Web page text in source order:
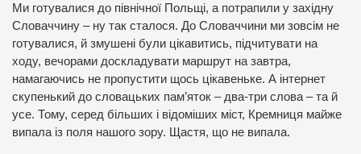
Ми готувалися до північної Польщі, а потрапили у західну
Словаччину – ну так сталося. До Словаччини ми зовсім не
готувалися, й змушені були цікавитись, підчитувати на
ходу, вечорами доскладувати маршрут на завтра,
намагаючись не пропустити щось цікавеньке. А інтернет
скупенький до словацьких пам’яток – два-три слова – та й
усе. Тому, серед більших і відоміших міст, Кремниця майже
випала із поля нашого зору. Щастя, що не випала.